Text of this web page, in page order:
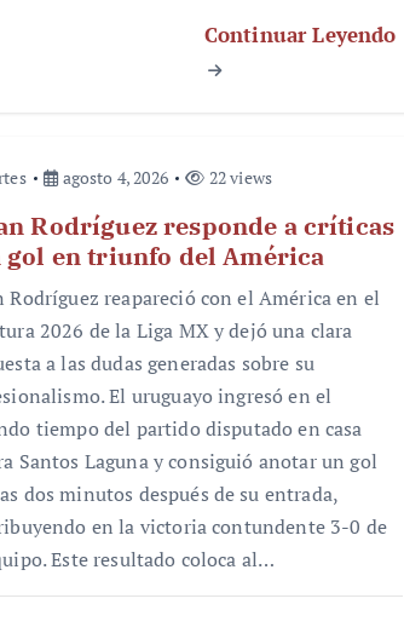
Continuar Leyendo
agosto 4, 2026 22 views
Rodríguez responde a críticas
gol en triunfo del América
Rodríguez reapareció con el América en el
2026 de la Liga MX y dejó una clara
a las dudas generadas sobre su
El uruguayo ingresó en el
tiempo del partido disputado en casa
Santos Laguna y consiguió anotar un gol
dos minutos después de su entrada,
en la victoria contundente 3-0 de
Este resultado coloca al…